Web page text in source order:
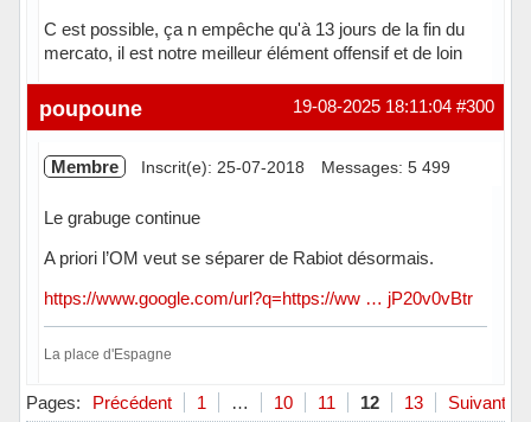
C est possible, ça n empêche qu'à 13 jours de la fin du
mercato, il est notre meilleur élément offensif et de loin
Hors ligne #300
19-08-2025 18:11:04
poupoune
Membre Inscrit(e): 25-07-2018 Messages: 5 499
Le grabuge continue
A priori l’OM veut se séparer de Rabiot désormais.
https://www.google.com/url?q=https://ww … jP20v0vBtr
La place d'Espagne
Hors ligne
Pages: Précédent 1 … 10 11 12 13 Suivant